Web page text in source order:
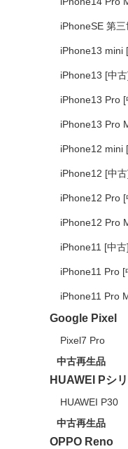
iPhoneSE 第
iPhone13 mini
iPhone13 [中
iPhone13 Pro [
iPhone13 Pro
iPhone12 mini
iPhone12 [中
iPhone12 Pro [
iPhone12 Pro
iPhone11 [中古]
iPhone11 Pro [
iPhone11 Pro
Google Pixel
Pixel7 Pro
中古再生品
HUAWEI Pシ
HUAWEI P30
中古再生品
OPPO Reno